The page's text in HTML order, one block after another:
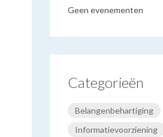
Geen evenementen
Categorieën
Belangenbehartiging
Informatievoorziening